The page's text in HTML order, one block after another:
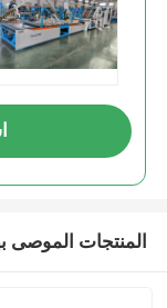
المنتجات الموصى